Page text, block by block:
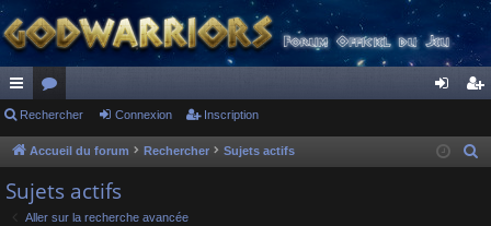
ac
co
ur
ci
or
u
s
ne cri
Rechercher Connexion Inscription
Accueil du forum Rechercher Sujets actifs
Sujets actifs
Aller sur la recherche avancée